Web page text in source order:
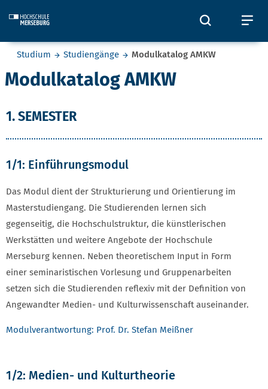
Öffnet
Sie befinden sich hier:
Studium Studiengänge Modulkatalog AMKW
Modulkatalog AMKW
1. SEMESTER
1/1: Einführungsmodul
Das Modul dient der Strukturierung und Orientierung im
Masterstudiengang. Die Studierenden lernen sich
gegenseitig, die Hochschulstruktur, die künstlerischen
Werkstätten und weitere Angebote der Hochschule
Merseburg kennen. Neben theoretischem Input in Form
einer seminaristischen Vorlesung und Gruppenarbeiten
setzen sich die Studierenden reflexiv mit der Definition von
Angewandter Medien- und Kulturwissenschaft auseinander.
Modulverantwortung: Prof. Dr. Stefan Meißner
1/2: Medien- und Kulturtheorie